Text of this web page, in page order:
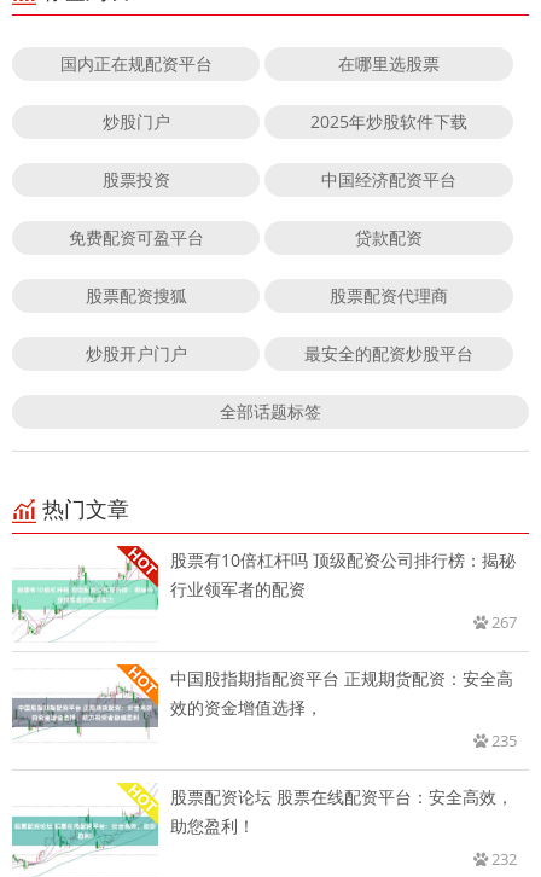
国内正在规配资平台 在哪里选股票
炒股门户 2025年炒股软件下载
股票投资 中国经济配资平台
免费配资可盈平台 贷款配资
股票配资搜狐 股票配资代理商
炒股开户门户 最安全的配资炒股平台
全部话题标签
热门文章
股票有10倍杠杆吗 顶级配资公司排行榜：揭秘
行业领军者的配资
267
中国股指期指配资平台 正规期货配资：安全高
效的资金增值选择，
235
股票配资论坛 股票在线配资平台：安全高效，
助您盈利！
232